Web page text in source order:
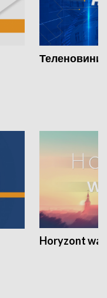
Теленовини
Horyzont